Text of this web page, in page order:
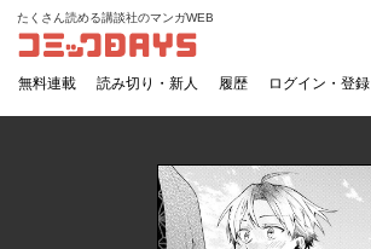
コミックDAYS
たくさん読める講談社のマンガWEB
無料連載 読み切り・新人 履歴 ログイン・登録